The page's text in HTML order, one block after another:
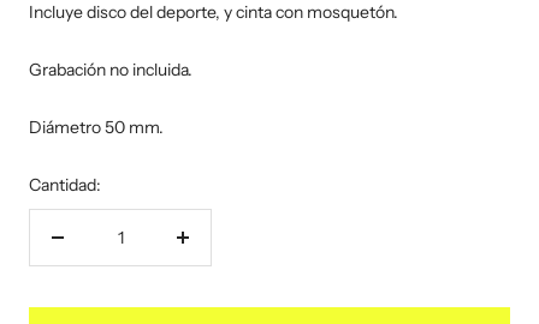
Incluye disco del deporte, y cinta con mosquetón.
Grabación no incluida.
Diámetro 50 mm.
Cantidad:
Decrecer
Aumentar